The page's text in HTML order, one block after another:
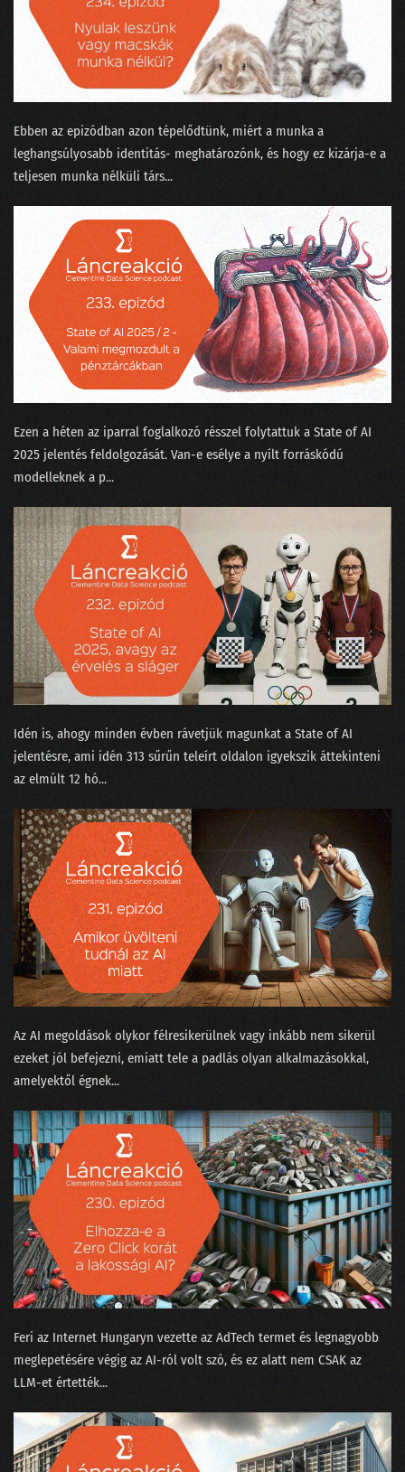
Ebben az epizódban azon tépelődtünk, miért a munka a
leghangsúlyosabb identitás- meghatározónk, és hogy ez kizárja-e a
teljesen munka nélküli társ...
Ezen a héten az iparral foglalkozó résszel folytattuk a ⁠State of AI
2025⁠ jelentés feldolgozását. Van-e esélye a nyílt forráskódú
modelleknek a p...
Idén is, ahogy minden évben rávetjük magunkat a ⁠State of AI⁠
jelentésre, ami idén 313 sűrűn teleírt oldalon igyekszik áttekinteni
az elmúlt 12 hó...
Az AI megoldások olykor félresikerülnek vagy inkább nem sikerül
ezeket jól befejezni, emiatt tele a padlás olyan alkalmazásokkal,
amelyektől égnek...
Feri az ⁠Internet Hungaryn⁠ vezette az AdTech termet és legnagyobb
meglepetésére végig az AI-ról volt szó, és ez alatt nem CSAK az
LLM-et értették...